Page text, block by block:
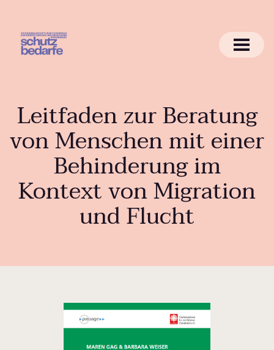
Leitfaden zur Beratung
von Menschen mit einer
Behinderung im
Kontext von Migration
und Flucht